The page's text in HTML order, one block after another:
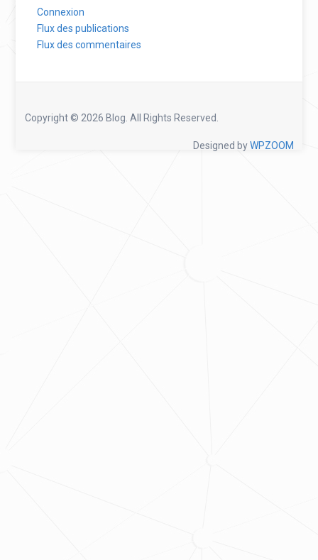
Connexion
Flux des publications
Flux des commentaires
Copyright © 2026 Blog. All Rights Reserved.
Designed byWPZOOM